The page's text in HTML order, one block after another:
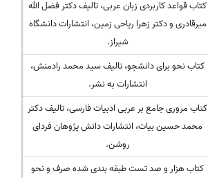
کتاب قواعد کاربردی زبان عربی، تالیف دکتر فضل الله
میرقادری و دکتر زهرا ریاحی زمین، انتشارات دانشگاه
شیراز.
کتاب نحو برای دانشجو، تالیف سید محمد رادمنش،
انتشارات به نشر.
کتاب مروری جامع بر عربی ادبیات فارسی، تالیف دکتر
محمد حسین بیات، انتشارات دانش پژوهان فردای
روشن.
کتاب هزار و صد تست طبقه بندی شده صرف و نحو